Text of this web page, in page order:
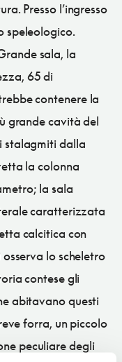
Presso l’ingresso
speleologico.
sala, la
65 di
contenere la
grande cavità del
stalagmiti dalla
la colonna
la sala
caratterizzata
calcitica con
lo scheletro
contese gli
abitavano questi
forra, un piccolo
peculiare degli